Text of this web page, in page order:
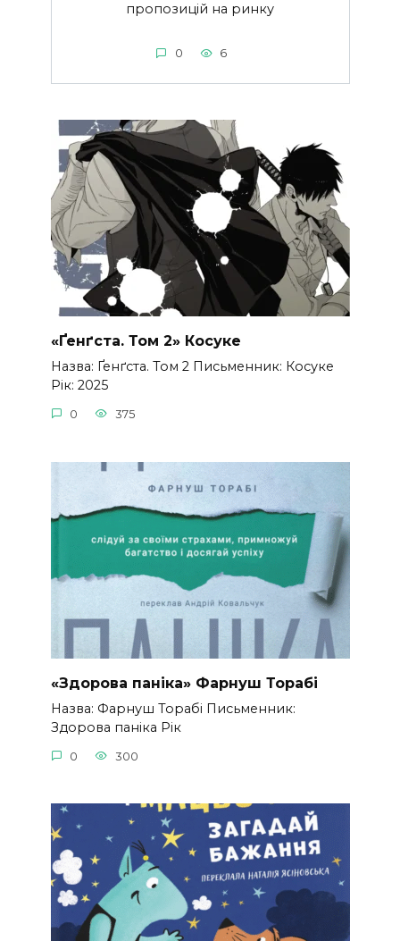
пропозицій на ринку
0 6
«Ґенґста. Том 2» Косуке
Назва: Ґенґста. Том 2 Письменник: Косуке
Рік: 2025
0 375
«Здорова паніка» Фарнуш Торабі
Назва: Фарнуш Торабі Письменник:
Здорова паніка Рік
0 300